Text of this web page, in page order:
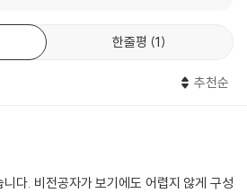
한줄평 1
추천순
다. 비전공자가 보기에도 어렵지 않게 구성